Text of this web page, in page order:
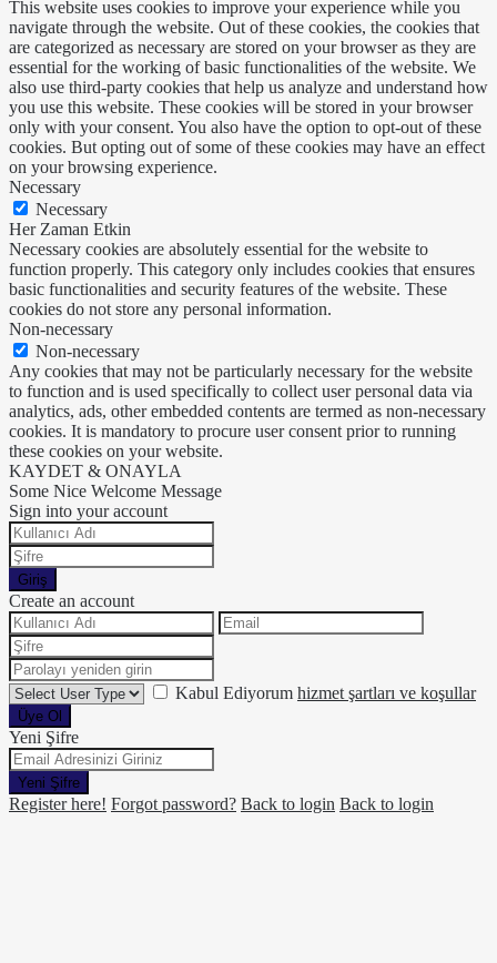
This website uses cookies to improve your experience while you
navigate through the website. Out of these cookies, the cookies that
are categorized as necessary are stored on your browser as they are
essential for the working of basic functionalities of the website. We
also use third-party cookies that help us analyze and understand how
you use this website. These cookies will be stored in your browser
only with your consent. You also have the option to opt-out of these
cookies. But opting out of some of these cookies may have an effect
on your browsing experience.
Necessary
Necessary
Her Zaman Etkin
Necessary cookies are absolutely essential for the website to
function properly. This category only includes cookies that ensures
basic functionalities and security features of the website. These
cookies do not store any personal information.
Non-necessary
Non-necessary
Any cookies that may not be particularly necessary for the website
to function and is used specifically to collect user personal data via
analytics, ads, other embedded contents are termed as non-necessary
cookies. It is mandatory to procure user consent prior to running
these cookies on your website.
KAYDET & ONAYLA
Some Nice Welcome Message
Sign into your account
Giriş
Create an account
Kabul Ediyorum hizmet şartları ve koşullar
Üye Ol
Yeni Şifre
Yeni Şifre
Register here! Forgot password? Back to login Back to login